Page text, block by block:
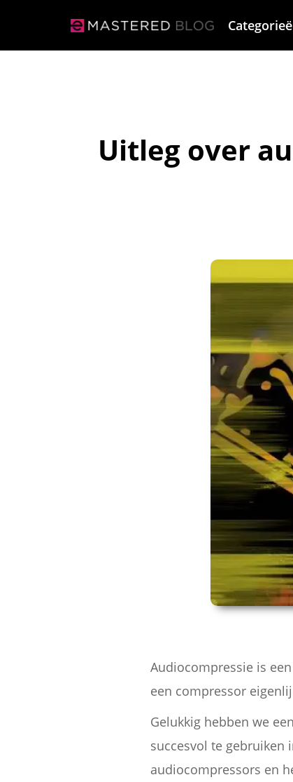
Uitleg over
Audiocompressie is
een compressor
Gelukkig hebben we
succesvol te
audiocompressors en